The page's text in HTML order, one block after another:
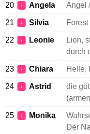
20 ♀ Angela Angel
21 ♀ Silvia
22 ♀ Leonie
Lion,
durch
23 ♀ Chiara Helle,
24 ♀ Astrid
die
25 ♀ Monika
Der